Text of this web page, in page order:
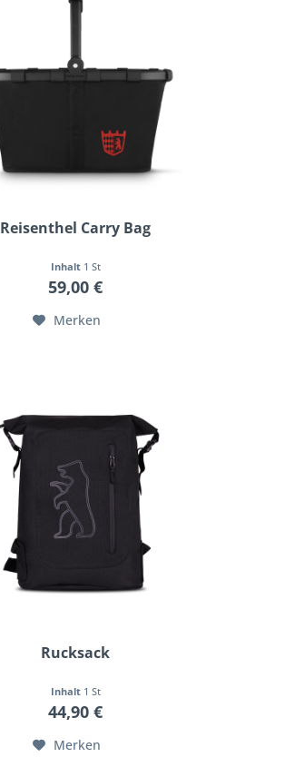
Reisenthel Carry Bag
Inhalt 1 St
59,00 €
Merken
Rucksack
Inhalt 1 St
44,90 €
Merken